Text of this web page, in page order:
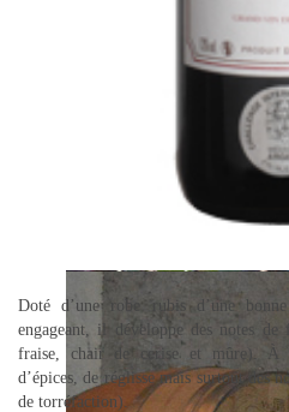
Château de Lussan
Grappes de Merlot avant
Doté d’une robe rubis d’une
engageant, il développe des notes de
fraise, chair de cerise et mûre). À
d’épices, de réglisse mais surtout des
de torréfaction).